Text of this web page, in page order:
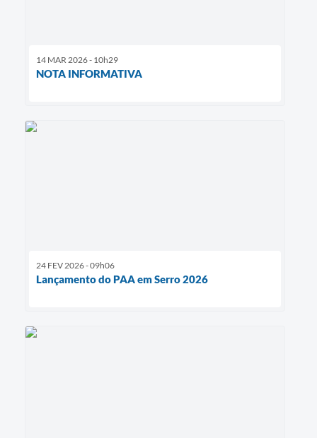
14 MAR 2026 - 10h29
NOTA INFORMATIVA
24 FEV 2026 - 09h06
Lançamento do PAA em Serro 2026